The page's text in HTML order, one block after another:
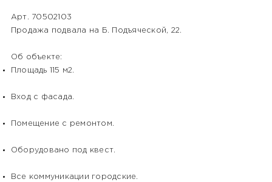
Арт. 70502103
Продажа подвала на Б. Подъяческой, 22.
Об объекте:
Площадь 115 м2.
Вход с фасада.
Помещение с ремонтом.
Оборудовано под квест.
Все коммуникации городские.